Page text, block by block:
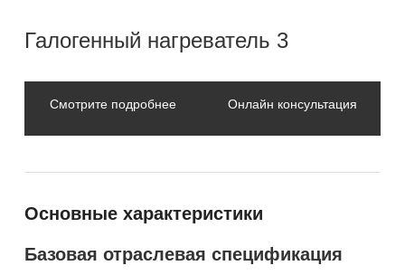
Галогенный нагреватель 3
Смотрите подробнее Онлайн консультация
Основные характеристики
Базовая отраслевая спецификация